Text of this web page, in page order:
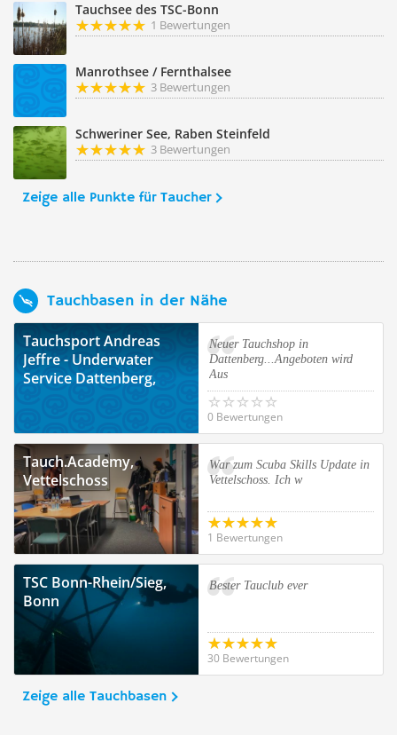
Tauchsee des TSC-Bonn
1 Bewertungen
Manrothsee / Fernthalsee
3 Bewertungen
Schweriner See, Raben Steinfeld
3 Bewertungen
Zeige alle Punkte für Taucher
Tauchbasen in der Nähe
Tauchsport Andreas
Jeffre - Underwater
Service Dattenberg,
Neuer Tauchshop in
Dattenberg...Angeboten wird
Aus
0 Bewertungen
Tauch.Academy,
Vettelschoss
War zum Scuba Skills Update in
Vettelschoss. Ich w
1 Bewertungen
TSC Bonn-Rhein/Sieg,
Bonn
Bester Tauclub ever
30 Bewertungen
Zeige alle Tauchbasen